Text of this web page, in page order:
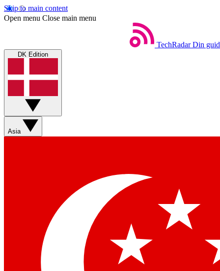
Skip to main content
Open menu Close main menu
TechRadar Din
DK Edition
Asia